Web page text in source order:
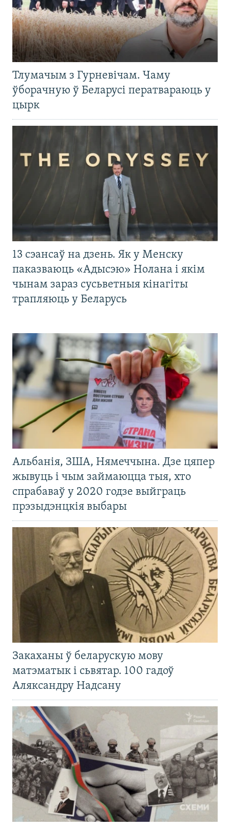
Тлумачым з Гурневічам. Чаму
ўборачную ў Беларусі ператвараюць у
цырк
13 сэансаў на дзень. Як у Менску
паказваюць «Адысэю» Нолана і якім
чынам зараз сусьветныя кінагіты
трапляюць у Беларусь
Альбанія, ЗША, Нямеччына. Дзе цяпер
жывуць і чым займаюцца тыя, хто
спрабаваў у 2020 годзе выйграць
прэзыдэнцкія выбары
Закаханы ў беларускую мову
матэматык і сьвятар. 100 гадоў
Аляксандру Надсану